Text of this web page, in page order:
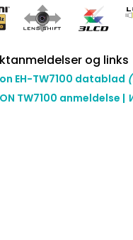
og links
EH-TW7100 datablad
TW7100 anmeldelse |